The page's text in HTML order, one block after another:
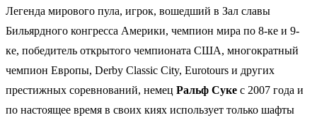
Легенда мирового пула, игрок, вошедший в Зал славы
Бильярдного конгресса Америки, чемпион мира по 8-ке и 9-
ке, победитель открытого чемпионата США, многократный
чемпион Европы, Derby Classic City, Eurotours и других
престижных соревнований, немец Ральф Суке с 2007 года и
по настоящее время в своих киях использует только шафты